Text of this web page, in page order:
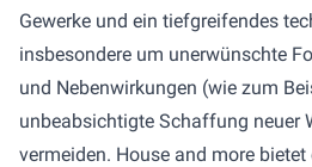
Gewerke und ein tiefgreifendes
insbesondere um unerwünschte
und Nebenwirkungen (wie zum
unbeabsichtigte Schaffung neuer
vermeiden. House and more bietet